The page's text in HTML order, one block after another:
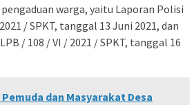
warga, yaitu Laporan Polisi
/ SPKT, tanggal 13 Juni 2021, dan
/ 108 / VI / 2021 / SPKT, tanggal 16
dan Masyarakat Desa